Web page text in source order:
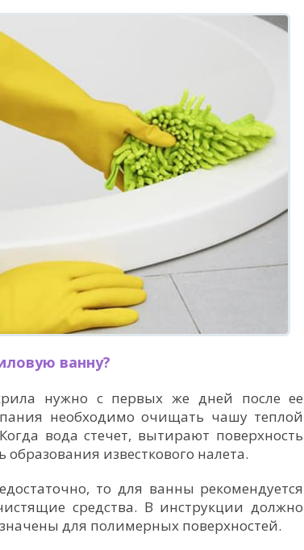
ванну?
нужно с первых же дней после ее
необходимо очищать чашу теплой
вода стечет, вытирают поверхность
образования известкового налета.
то для ванны рекомендуется
средства. В инструкции должно
для полимерных поверхностей.